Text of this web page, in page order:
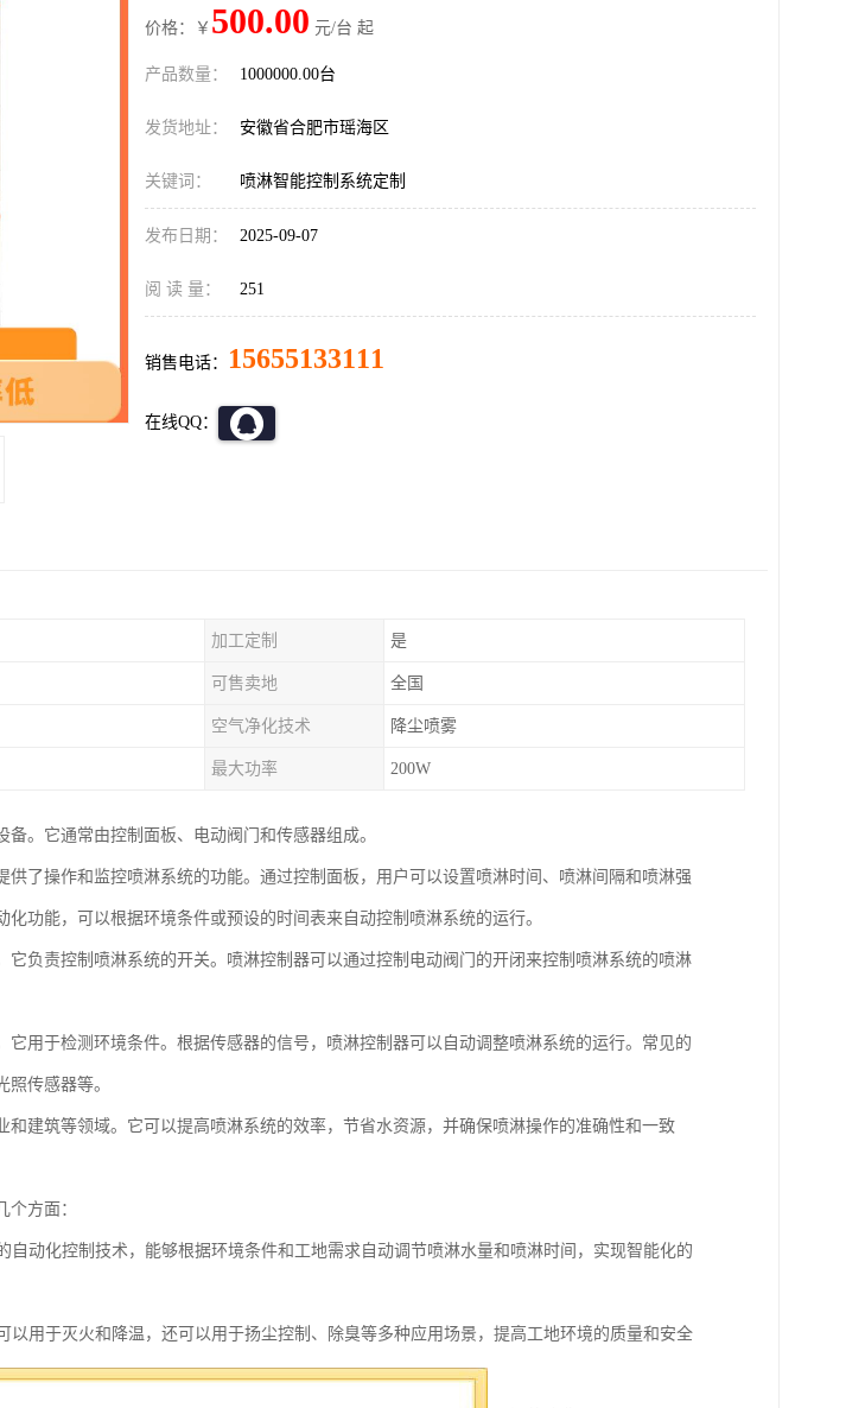
价格：￥ 500.00 元/台 起
产品数量： 1000000.00台
发货地址： 安徽省合肥市瑶海区
关键词： 喷淋智能控制系统定制
发布日期： 2025-09-07
阅 读 量： 251
销售电话： 15655133111
在线QQ：
加工定制 是
可售卖地 全国
空气净化技术 降尘喷雾
最大功率 200W
。它通常由控制面板、电动阀门和传感器组成。
供了操作和监控喷淋系统的功能。通过控制面板，用户可以设置喷淋时间、喷淋间隔和喷淋强
功能，可以根据环境条件或预设的时间表来自动控制喷淋系统的运行。
它负责控制喷淋系统的开关。喷淋控制器可以通过控制电动阀门的开闭来控制喷淋系统的喷淋
它用于检测环境条件。根据传感器的信号，喷淋控制器可以自动调整喷淋系统的运行。常见的
传感器等。
和建筑等领域。它可以提高喷淋系统的效率，节省水资源，并确保喷淋操作的准确性和一致
方面：
自动化控制技术，能够根据环境条件和工地需求自动调节喷淋水量和喷淋时间，实现智能化的
以用于灭火和降温，还可以用于扬尘控制、除臭等多种应用场景，提高工地环境的质量和安全